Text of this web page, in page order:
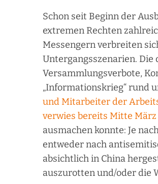
Schon seit Beginn der
extremen Rechten
Messengern verbreiten
Untergangsszenarien.
Versammlungsverbote,
„Informationskrieg“ rund
und Mitarbeiter der
verwies bereits Mitte März
ausmachen konnte: Je
entweder nach
absichtlich in China
auszurotten und/oder die